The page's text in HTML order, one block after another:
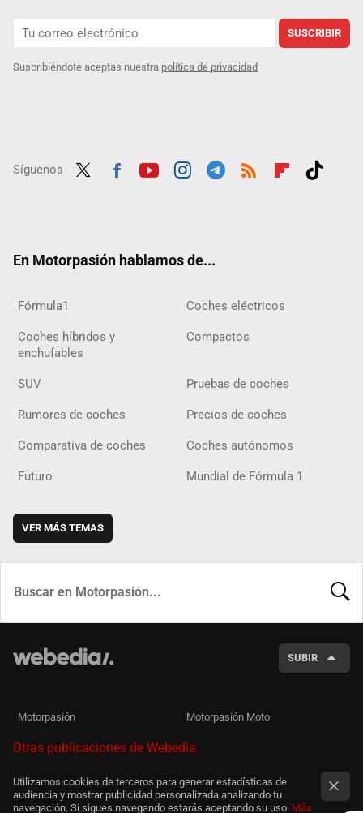
SUSCRIBIR
Suscribiéndote aceptas nuestra política de privacidad
Síguenos
En Motorpasión hablamos de...
Fórmula1 Coches eléctricos
Coches híbridos y
enchufables
Compactos
SUV Pruebas de coches
Rumores de coches Precios de coches
Comparativa de coches Coches autónomos
Futuro Mundial de Fórmula 1
VER MÁS TEMAS
SUBIR
Motorpasión Motorpasión Moto
Otras publicaciones de Webedia
Utilizamos cookies de terceros para generar estadísticas de
audiencia y mostrar publicidad personalizada analizando tu
navegación. Si sigues navegando estarás aceptando su uso. Más